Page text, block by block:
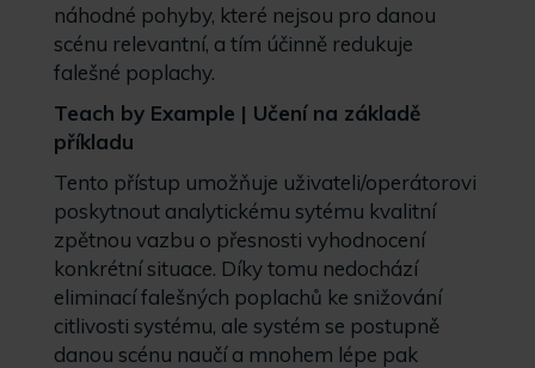
náhodné pohyby, které nejsou pro danou
scénu relevantní, a tím účinně redukuje
falešné poplachy.
Teach by Example | Učení na základě
příkladu
Tento přístup umožňuje uživateli/operátorovi
poskytnout analytickému sytému kvalitní
zpětnou vazbu o přesnosti vyhodnocení
konkrétní situace. Díky tomu nedochází
eliminací falešných poplachů ke snižování
citlivosti systému, ale systém se postupně
danou scénu naučí a mnohem lépe pak